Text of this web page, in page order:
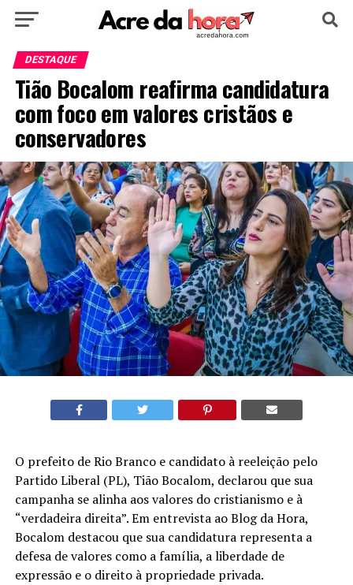
HOME
EDUCAÇÃO NOTÍCIA MUNDO
DESTAQUE
Tião Bocalom reafirma candidatura
com foco em valores cristãos e
conservadores
O prefeito de Rio Branco e candidato à reeleição pelo
Partido Liberal (PL), Tião Bocalom, declarou que sua
campanha se alinha aos valores do cristianismo e à
“verdadeira direita”. Em entrevista ao Blog da Hora,
Bocalom destacou que sua candidatura representa a
defesa de valores como a família, a liberdade de
expressão e o direito à propriedade privada.